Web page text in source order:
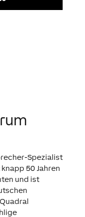
Spezialist
50 Jahren
und ist